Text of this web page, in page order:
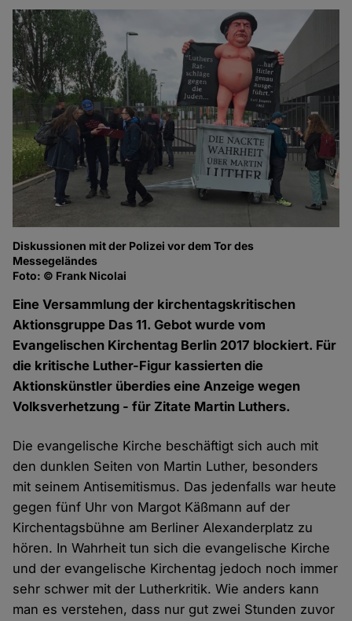
Diskussionen mit der Polizei vor dem Tor des
Messegeländes
Foto: © Frank Nicolai
Eine Versammlung der kirchentagskritischen
Aktionsgruppe Das 11. Gebot wurde vom
Evangelischen Kirchentag Berlin 2017 blockiert. Für
die kritische Luther-Figur kassierten die
Aktionskünstler überdies eine Anzeige wegen
Volksverhetzung - für Zitate Martin Luthers.
Die evangelische Kirche beschäftigt sich auch mit
den dunklen Seiten von Martin Luther, besonders
mit seinem Antisemitismus. Das jedenfalls war heute
gegen fünf Uhr von Margot Käßmann auf der
Kirchentagsbühne am Berliner Alexanderplatz zu
hören. In Wahrheit tun sich die evangelische Kirche
und der evangelische Kirchentag jedoch noch immer
sehr schwer mit der Lutherkritik. Wie anders kann
man es verstehen, dass nur gut zwei Stunden zuvor